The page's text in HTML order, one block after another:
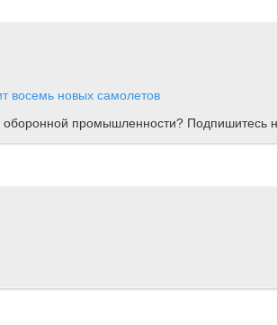
восемь новых самолетов
оборонной промышленности? Подпишитесь